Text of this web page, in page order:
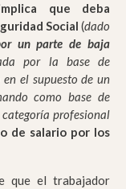
que deba
Social (dado
un parte de baja
por la base de
el supuesto de un
como base de
profesional
de salario por los
que el trabajador